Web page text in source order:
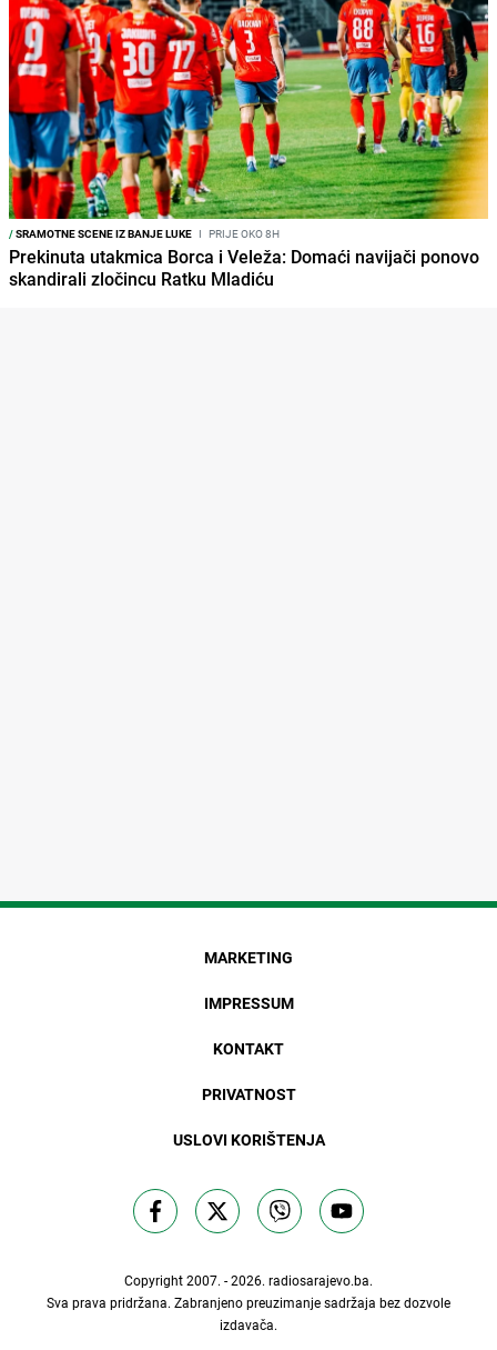
/SRAMOTNE SCENE IZ BANJE LUKE I PRIJE OKO 8H
Prekinuta utakmica Borca i Veleža: Domaći navijači ponovo
skandirali zločincu Ratku Mladiću
MARKETING
IMPRESSUM
KONTAKT
PRIVATNOST
USLOVI KORIŠTENJA
Copyright 2007. - 2026. radiosarajevo.ba.
Sva prava pridržana. Zabranjeno preuzimanje sadržaja bez dozvole
izdavača.